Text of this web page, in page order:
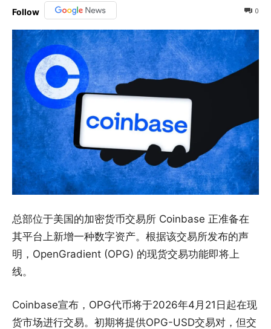
Follow 0
总部位于美国的加密货币交易所 Coinbase 正准备在
其平台上新增一种数字资产。根据该交易所发布的声
明，OpenGradient (OPG) 的现货交易功能即将上
线。
Coinbase宣布，OPG代币将于2026年4月21日起在现
货市场进行交易。初期将提供OPG-USD交易对，但交